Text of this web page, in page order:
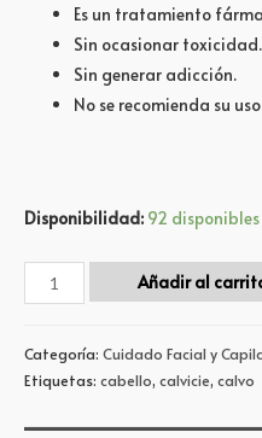
Es un tratamiento
Sin ocasionar toxicidad.
Sin generar adicción.
No se recomienda su
Disponibilidad: 92 disponibles
Añadir al
Categoría: Cuidado Facial y
Etiquetas: cabello, calvicie, calvo